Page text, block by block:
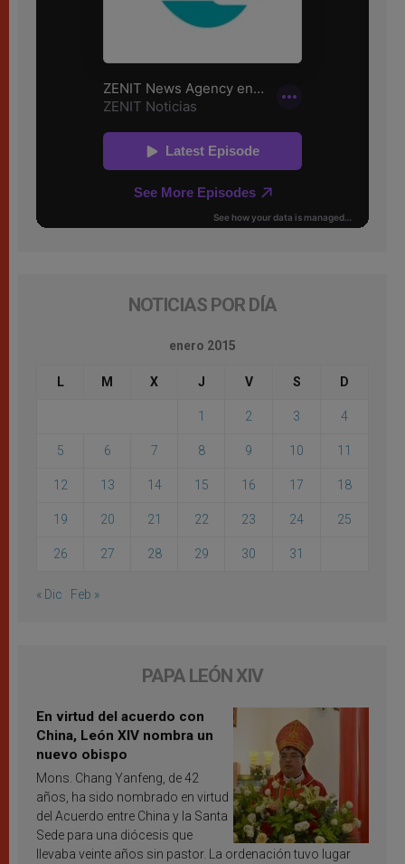
NOTICIAS POR DÍA
enero 2015
L M X J V S D
1 2 3 4
5 6 7 8 9 10 11
12 13 14 15 16 17 18
19 20 21 22 23 24 25
26 27 28 29 30 31
« Dic Feb »
PAPA LEÓN XIV
En virtud del acuerdo con
China, León XIV nombra un
nuevo obispo
Mons. Chang Yanfeng, de 42
años, ha sido nombrado en virtud
del Acuerdo entre China y la Santa
Sede para una diócesis que
llevaba veinte años sin pastor. La ordenación tuvo lugar